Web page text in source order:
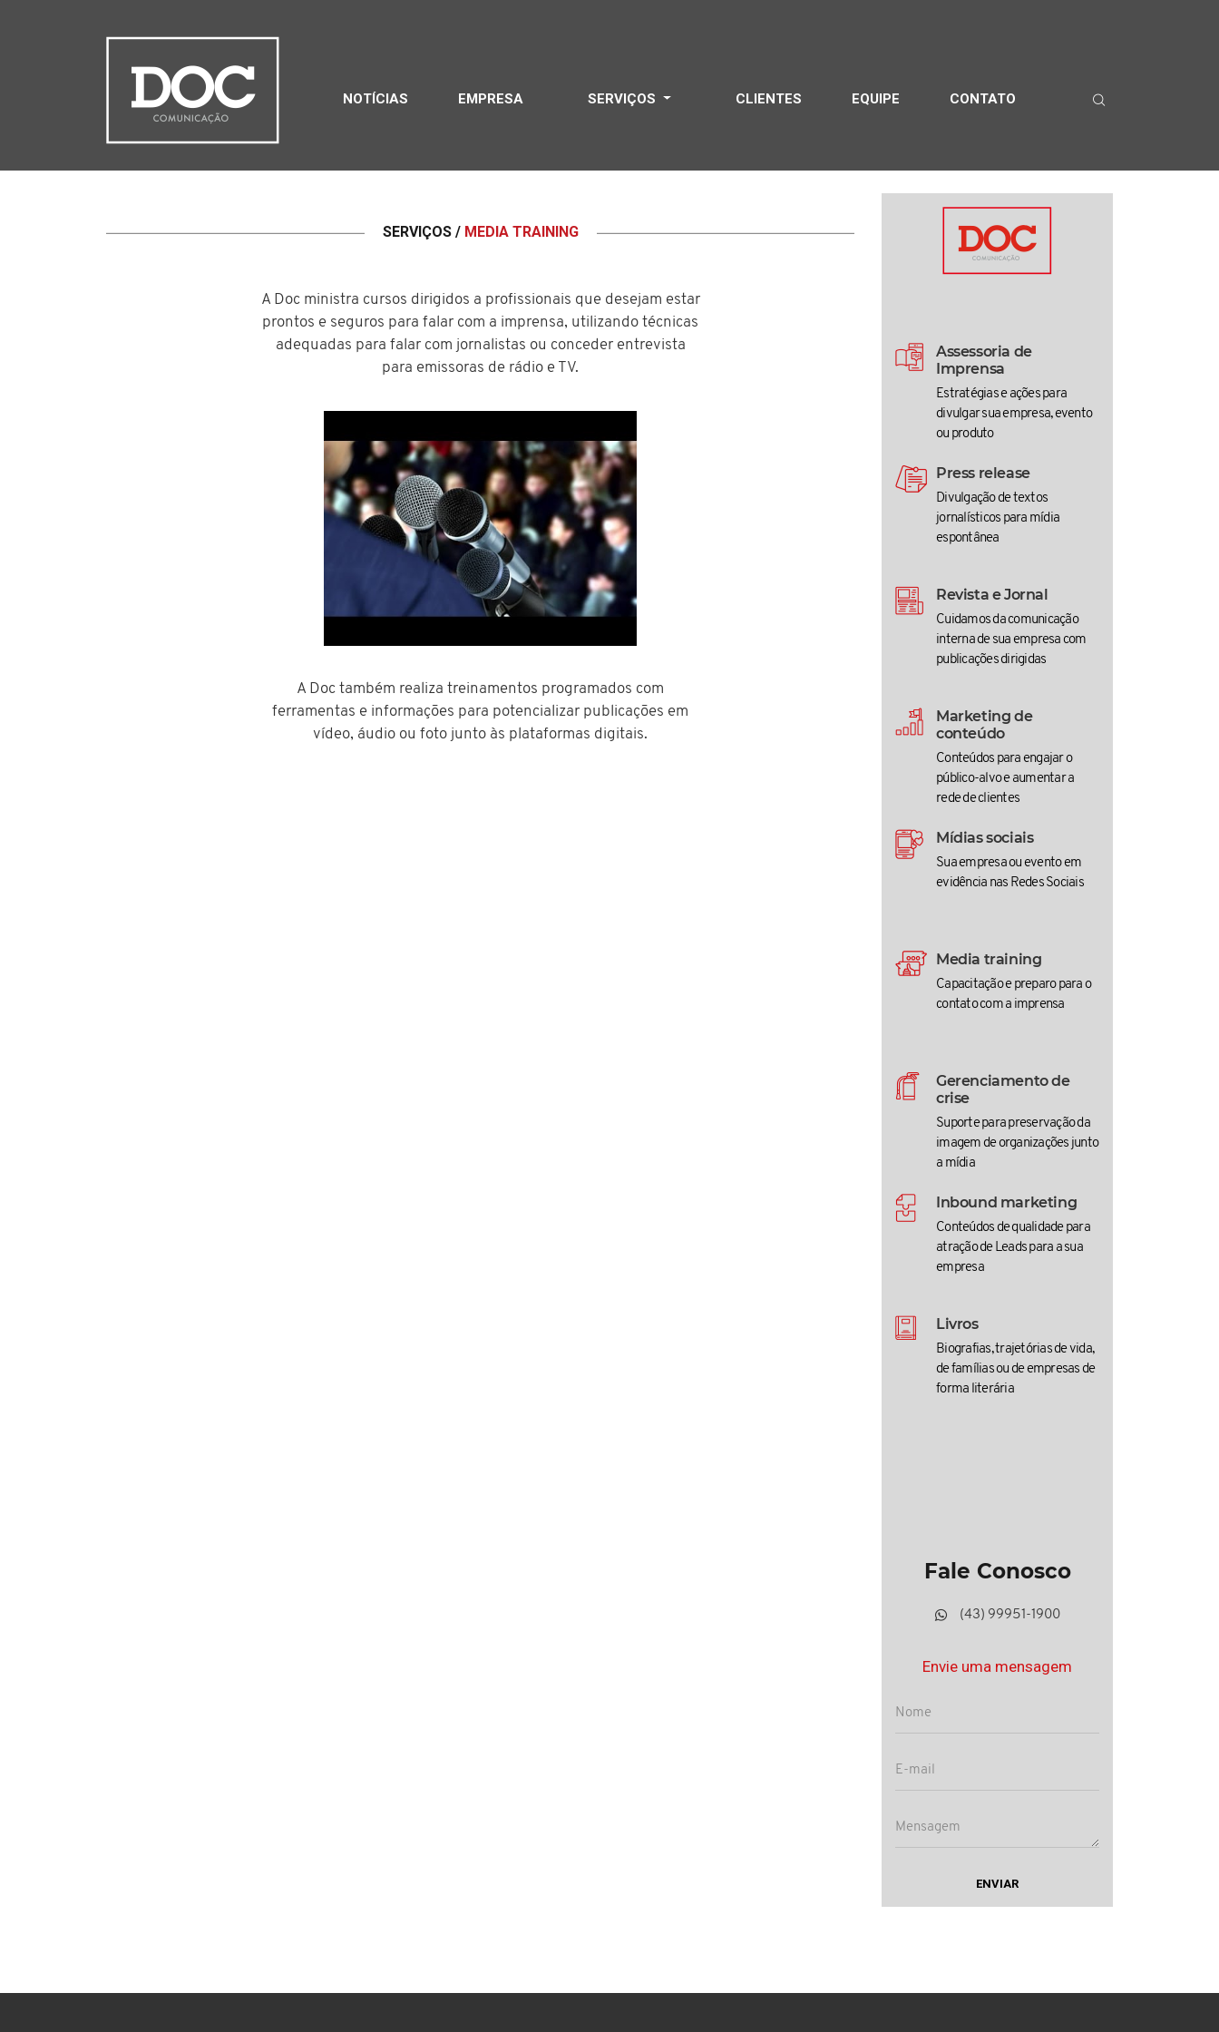
NOTÍCIAS EMPRESA SERVIÇOS CLIENTES EQUIPE CONTATO
SERVIÇOS / MEDIA TRAINING
A Doc ministra cursos dirigidos a profissionais que desejam estar
prontos e seguros para falar com a imprensa, utilizando técnicas
adequadas para falar com jornalistas ou conceder entrevista
para emissoras de rádio e TV.
A Doc também realiza treinamentos programados com
ferramentas e informações para potencializar publicações em
vídeo, áudio ou foto junto às plataformas digitais.
Assessoria de
Imprensa
Estratégias e ações para
divulgar sua empresa, evento
ou produto
Press release
Divulgação de textos
jornalísticos para mídia
espontânea
Revista e Jornal
Cuidamos da comunicação
interna de sua empresa com
publicações dirigidas
Marketing de
conteúdo
Conteúdos para engajar o
público-alvo e aumentar a
rede de clientes
Mídias sociais
Sua empresa ou evento em
evidência nas Redes Sociais
Media training
Capacitação e preparo para o
contato com a imprensa
Gerenciamento de
crise
Suporte para preservação da
imagem de organizações junto
a mídia
Inbound marketing
Conteúdos de qualidade para
atração de Leads para a sua
empresa
Livros
Biografias, trajetórias de vida,
de famílias ou de empresas de
forma literária
Fale Conosco
(43) 99951-1900
Envie uma mensagem
ENVIAR